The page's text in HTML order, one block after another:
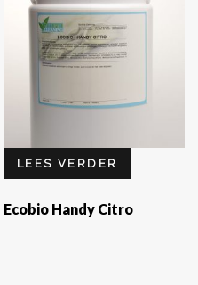
LEES VERDER
Ecobio Handy Citro